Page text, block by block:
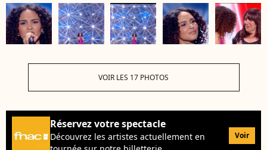
VOIR LES 17 PHOTOS
Réservez votre spectacle
Découvrez les artistes actuellement en
Voir